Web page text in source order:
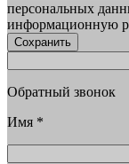
персональных
информационную
Сохранить
Обратный звонок
Имя *